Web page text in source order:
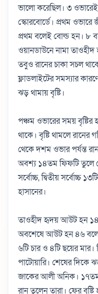
ভালো করেছিল। ৩
স্কোরবোর্ডে। প্রথম
প্রথম বলেই বোল্ড হন। ৮
ওয়ানডাউনে নামা
তবুও রানের চাকা সচল
ফ্লাডলাইটের সমস্যার
ঝড় থামায় বৃষ্টি।
পঞ্চম ওভারের সময় বৃষ্টির
থাকে। বৃষ্টি থামলে
থেকে দশম ওভার পর্যন্ত
অবশ্য ১৪তম ফিফটি তুলে
সর্বোচ্চ, দ্বিতীয় সর্বোচ্চ
হাসানের।
তাওহীদ হৃদয় আউট হন ১৪
অবশেষে আউট হন ৪৬ বলে
৬টি চার ও ৪টি ছয়ের
পাটোয়ারি। শেষের
জাকের আলী অনিক।
রান তুলেন তারা। ফের